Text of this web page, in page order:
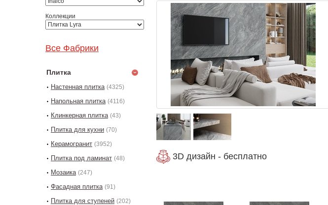
Коллекции
Все Фабрики
Плитка
Настенная плитка (4325)
Напольная плитка (4116)
Клинкерная плитка (43)
Плитка для кухни (70)
Керамогранит (3952)
Плитка под ламинат (48)
Мозаика (247)
Фасадная плитка (91)
Плитка для ступеней (202)
3D дизайн - бесплатно